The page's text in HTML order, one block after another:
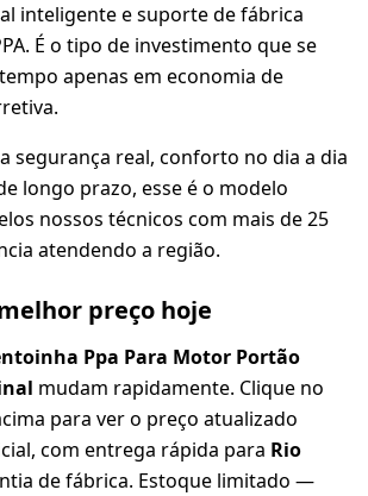
inteligente e suporte de fábrica
É o tipo de investimento que se
apenas em economia de
segurança real, conforto no dia a dia
longo prazo, esse é o modelo
nossos técnicos com mais de 25
atendendo a região.
preço hoje
Ppa Para Motor Portão
mudam rapidamente. Clique no
para ver o preço atualizado
com entrega rápida para Rio
de fábrica. Estoque limitado —